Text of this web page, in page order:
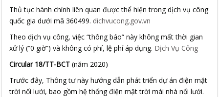
Thủ tục hành chính liên quan được thể hiện trong dịch vụ công
quốc gia dưới mã 360499. dichvucong.gov.vn
Theo dịch vụ công, việc “thông báo” này không mất thời gian
xử lý (“0 giờ”) và không có phí, lệ phí áp dụng. Dịch Vụ Công
Circular 18/TT-BCT (năm 2020)
Trước đây, Thông tư này hướng dẫn phát triển dự án điện mặt
trời nối lưới, bao gồm hệ thống điện mặt trời mái nhà nối lưới.